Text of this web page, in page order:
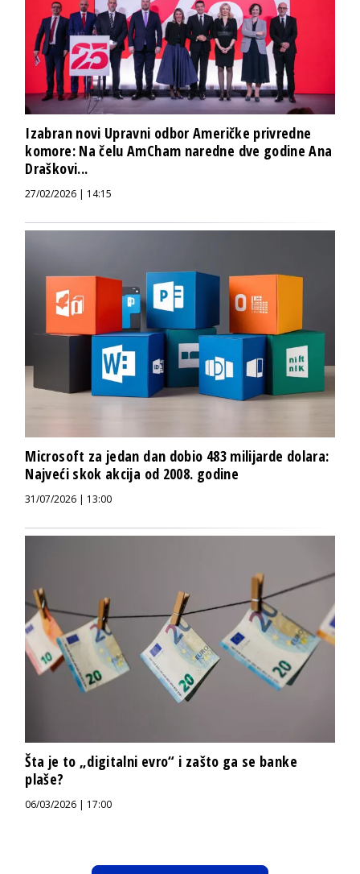
Izabran novi Upravni odbor Američke privredne
komore: Na čelu AmCham naredne dve godine Ana
Draškovi...
27/02/2026 | 14:15
Microsoft za jedan dan dobio 483 milijarde dolara:
Najveći skok akcija od 2008. godine
31/07/2026 | 13:00
Šta je to „digitalni evro“ i zašto ga se banke
plaše?
06/03/2026 | 17:00